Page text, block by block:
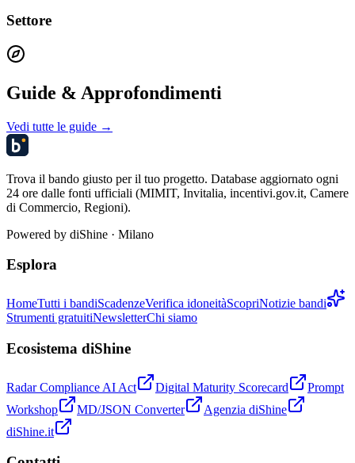
Settore
Guide & Approfondimenti
Vedi tutte le guide →
Trova il bando giusto per il tuo progetto. Database aggiornato ogni
24 ore dalle fonti ufficiali (MIMIT, Invitalia, incentivi.gov.it, Camere
di Commercio, Regioni).
Powered by diShine · Milano
Esplora
HomeTutti i bandiScadenzeVerifica idoneitàScopriNotizie bandi
Strumenti gratuitiNewsletterChi siamo
Ecosistema diShine
Radar Compliance AI Act Digital Maturity Scorecard
Prompt
Workshop
MD/JSON Converter
Agenzia diShine
diShine.it